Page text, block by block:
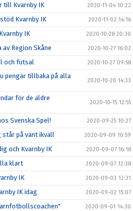
till Kvarnby IK 2020-11-04 10:22
Kvarnby IK 2020-11-02 14:16
IK 2020-10-28 20:30
Region Skåne 2020-10-27 16:02
och futsal 2020-10-27 09:58
pengar tillbaka på alla
2020-10-20 14:33
för de äldre
2020-10-15 12:55
Svenska Spel! 2020-09-25 10:27
står på vänt ikväll 2020-09-09 10:59
och Kvarnby IK 2020-09-07 16:18
klart 2020-09-07 12:38
IK 2020-09-03 12:31
IK idag 2020-09-02 15:07
2020-09-01 14:30